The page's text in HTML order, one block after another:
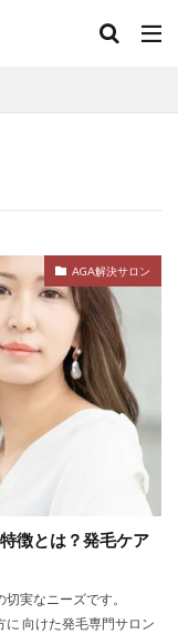
AGA解決サロン
徴とは？発毛ケア
実なニーズです。
向けた発毛専門サロン